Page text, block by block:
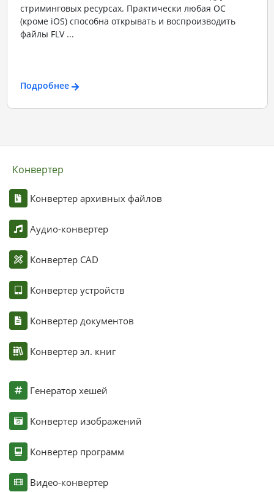
стриминговых ресурсах. Практически любая ОС
(кроме iOS) способна открывать и воспроизводить
файлы FLV ...
Подробнее
Конвертер
Конвертер архивных файлов
Аудио-конвертер
Конвертер CAD
Конвертер устройств
Конвертер документов
Конвертер эл. книг
Генератор хешей
Конвертер изображений
Конвертер программ
Видео-конвертер